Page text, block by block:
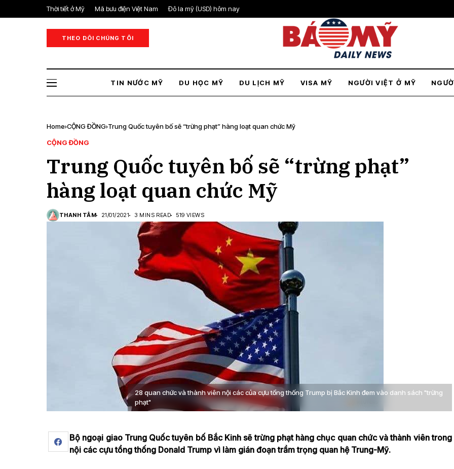
Thời tiết ở Mỹ Mã bưu điện Việt Nam Đô la mỹ (USD) hôm nay
THEO DÕI CHÚNG TÔI
TIN NƯỚC MỸ DU HỌC MỸ DU LỊCH MỸ VISA MỸ NGƯỜI VIỆT Ở MỸ
Home CỘNG ĐỒNG Trung Quốc tuyên bố sẽ “trừng phạt” hàng loạt quan chức Mỹ
CỘNG ĐỒNG
Trung Quốc tuyên bố sẽ “trừng phạt”
hàng loạt quan chức Mỹ
THANH TÂM 21/01/2021 3 MINS READ 519 VIEWS
28 quan chức và thành viên nội các của cựu tổng thống Trump bị Bắc Kinh đem vào danh sách "trừng
phạt"
Bộ ngoại giao Trung Quốc tuyên bố Bắc Kinh sẽ trừng phạt hàng chục quan chức và thành viên trong
nội các cựu tổng thống Donald Trump vì làm gián đoạn trầm trọng quan hệ Trung-Mỹ.